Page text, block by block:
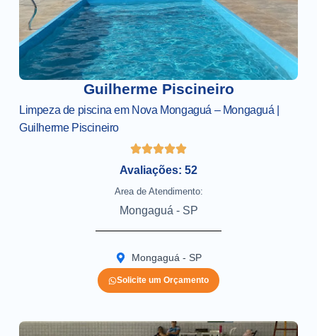
Guilherme Piscineiro
Limpeza de piscina em Nova Mongaguá – Mongaguá |
Guilherme Piscineiro
Avaliações: 52
Area de Atendimento:
Mongaguá - SP
Mongaguá - SP
Solicite um Orçamento